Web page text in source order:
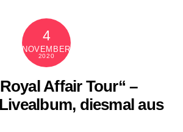
4
NOVEMBER
2020
Affair Tour“ –
diesmal aus